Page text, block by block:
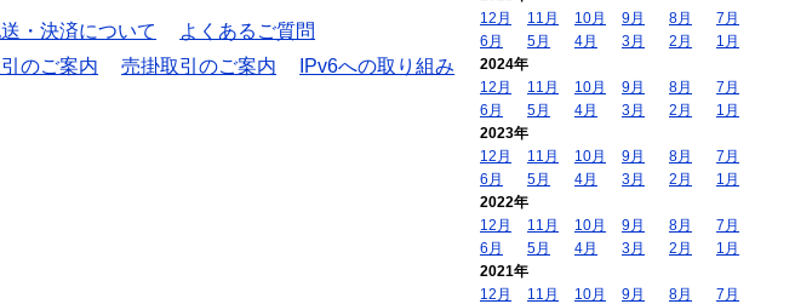
・決済について
よくあるご質問
のご案内 売掛取引のご案内
IPv6への取り組み
12月
11月 10月 9月 8月
7月
6月
5月 4月 3月 2月
1月
2024年
12月
11月 10月 9月 8月
7月
6月
5月 4月 3月 2月
1月
2023年
12月
11月 10月 9月 8月
7月
6月
5月 4月 3月 2月
1月
2022年
12月
11月 10月 9月 8月
7月
6月
5月 4月 3月 2月
1月
2021年
12月
11月 10月 9月 8月
7月